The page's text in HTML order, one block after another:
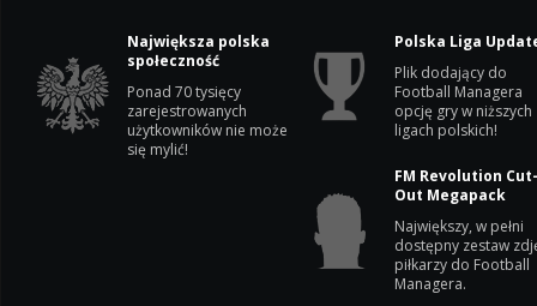
Największa polska
społeczność
Ponad 70 tysięcy
zarejestrowanych
użytkowników nie może
się mylić!
Polska Liga
Plik dodający do
Football Managera
opcję gry w niższych
ligach polskich!
FM Revolution
Out Megapack
Największy, w pełni
dostępny zestaw
piłkarzy do Football
Managera.